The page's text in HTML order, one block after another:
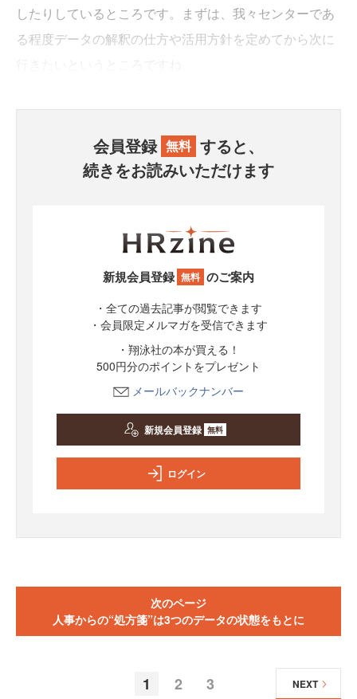
したりしているところです。まずは、我々センターであ
る程度データの解釈の仕方や活用方針を定めてから次に
会員登録 無料 すると、
続きをお読みいただけます
新規会員登録 無料 のご案内
・全ての過去記事が閲覧できます
・会員限定メルマガを受信できます
・翔泳社の本が買える！
500円分のポイントをプレゼント
メールバックナンバー
新規会員登録 無料
ログイン
次のページ
人事からの“処方箋”は3つのデータの状態をもとに
1 2 3 NEXT